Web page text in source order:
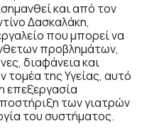
και από τον
Δασκαλάκη,
που μπορεί να
προβλημάτων,
διαφάνεια και
της Υγείας, αυτό
επεξεργασία
των γιατρών
του συστήματος.